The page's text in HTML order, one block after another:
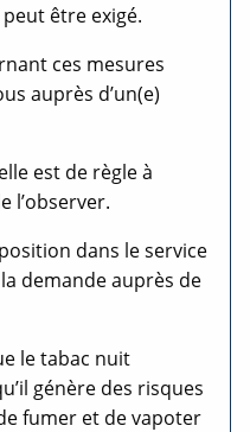
être exigé.
ces mesures
auprès d’un(e)
est de règle à
l’observer.
dans le service
demande auprès de
le tabac nuit
génère des risques
fumer et de vapoter